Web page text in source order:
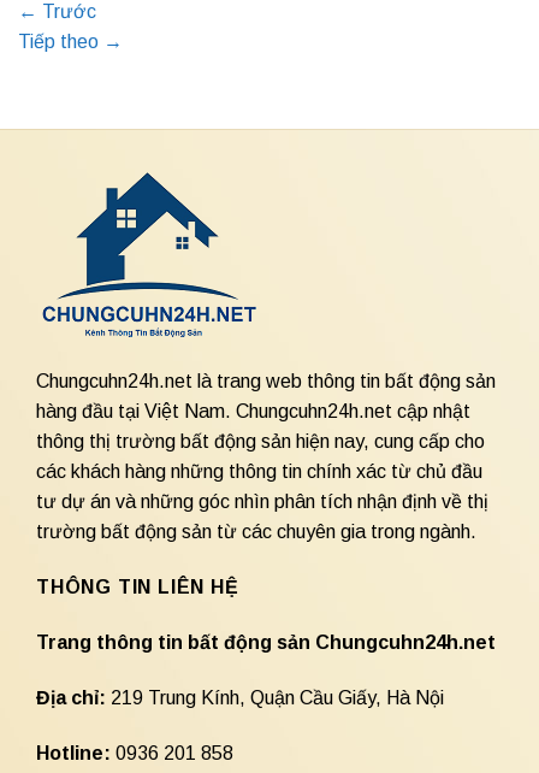
← Trước
Tiếp theo →
Chungcuhn24h.net là trang web thông tin bất động sản
hàng đầu tại Việt Nam. Chungcuhn24h.net cập nhật
thông thị trường bất động sản hiện nay, cung cấp cho
các khách hàng những thông tin chính xác từ chủ đầu
tư dự án và những góc nhìn phân tích nhận định về thị
trường bất động sản từ các chuyên gia trong ngành.
THÔNG TIN LIÊN HỆ
Trang thông tin bất động sản Chungcuhn24h.net
Địa chỉ: 219 Trung Kính, Quận Cầu Giấy, Hà Nội
Hotline: 0936 201 858